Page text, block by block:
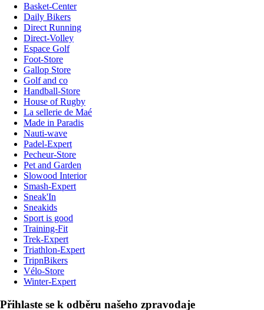
Basket-Center
Daily Bikers
Direct Running
Direct-Volley
Espace Golf
Foot-Store
Gallop Store
Golf and co
Handball-Store
House of Rugby
La sellerie de Maé
Made in Paradis
Nauti-wave
Padel-Expert
Pecheur-Store
Pet and Garden
Slowood Interior
Smash-Expert
Sneak'In
Sneakids
Sport is good
Training-Fit
Trek-Expert
Triathlon-Expert
TripnBikers
Vélo-Store
Winter-Expert
Přihlaste se k odběru našeho zpravodaje